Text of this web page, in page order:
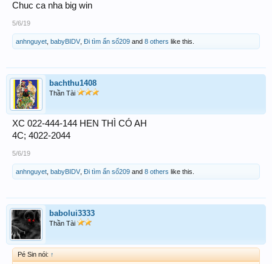
Chuc ca nha big win
5/6/19
anhnguyet babyBIDV Đi tìm ẩn số209 and 8 others like this.
bachthu1408
Thần Tài
XC 022-444-144 HEN THÌ CÓ AH
4C; 4022-2044
5/6/19
anhnguyet babyBIDV Đi tìm ẩn số209 and 8 others like this.
babolui3333
Thần Tài
Pé Sin nói: ↑